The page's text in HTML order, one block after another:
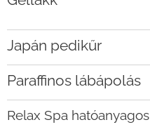
Japán pedikűr
Paraffinos lábápolás
Relax Spa hatóanyagos